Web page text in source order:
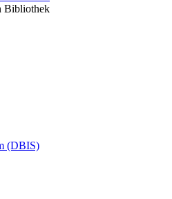
Bibliothek
(DBIS)